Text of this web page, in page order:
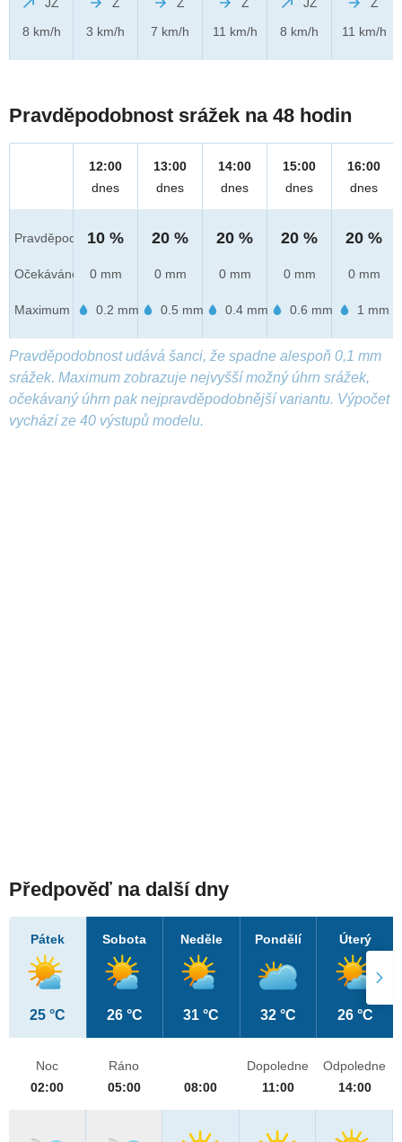
8 km/h
3 km/h
7 km/h
11 km/h
8 km/h
11 km/h
Pravděpodobnost srážek na 48 hodin
Pravděpod.
Očekáváno
Maximum
12:00
dnes
10 %
0 mm
0.2 mm
13:00
dnes
20 %
0 mm
0.5 mm
14:00
dnes
20 %
0 mm
0.4 mm
15:00
dnes
20 %
0 mm
0.6 mm
16:00
dnes
20 %
0 mm
1 mm
Pravděpodobnost udává šanci, že spadne alespoň 0,1 mm
srážek. Maximum zobrazuje nejvyšší možný úhrn srážek,
očekávaný úhrn pak nejpravděpodobnější variantu. Výpočet
vychází ze 40 výstupů modelu.
Předpověď na další dny
Pátek
25 °C
Sobota
26 °C
Neděle
31 °C
Pondělí
32 °C
Úterý
26 °C
Noc
02:00
Ráno
05:00
08:00
Dopoledne
11:00
Odpoledne
14:00